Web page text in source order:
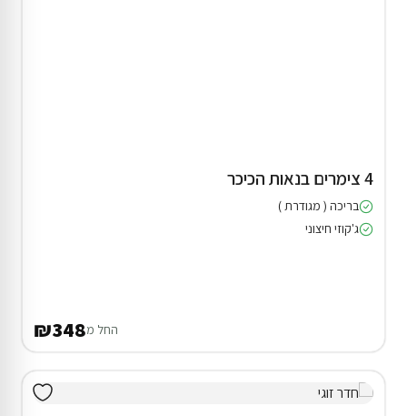
4 צימרים בנאות הכיכר
בריכה ( מגודרת )
ג'קוזי חיצוני
החל מ₪348